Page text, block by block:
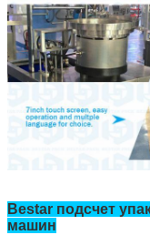
Bestar подсчет
машин